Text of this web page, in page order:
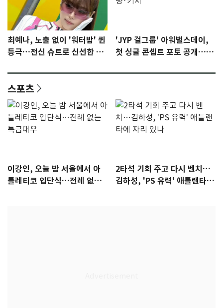
최예나, 노출 없이 '워터밤' 퀸
등극…전신 슈트로 신선한 충
'JYP 걸그룹' 아워벌스데이,
첫 싱글 콘셉트 포토 공개…청
스포츠
이강인, 오늘 밤 서울에서 아
틀레티코 입단식…전례 없는
2타석 기회 주고 다시 벤치…
김하성, 'PS 유력' 애틀랜타에